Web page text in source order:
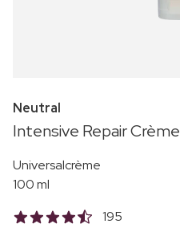
Neutral
Intensive Repair Crème
Universalcrème
100 ml
195